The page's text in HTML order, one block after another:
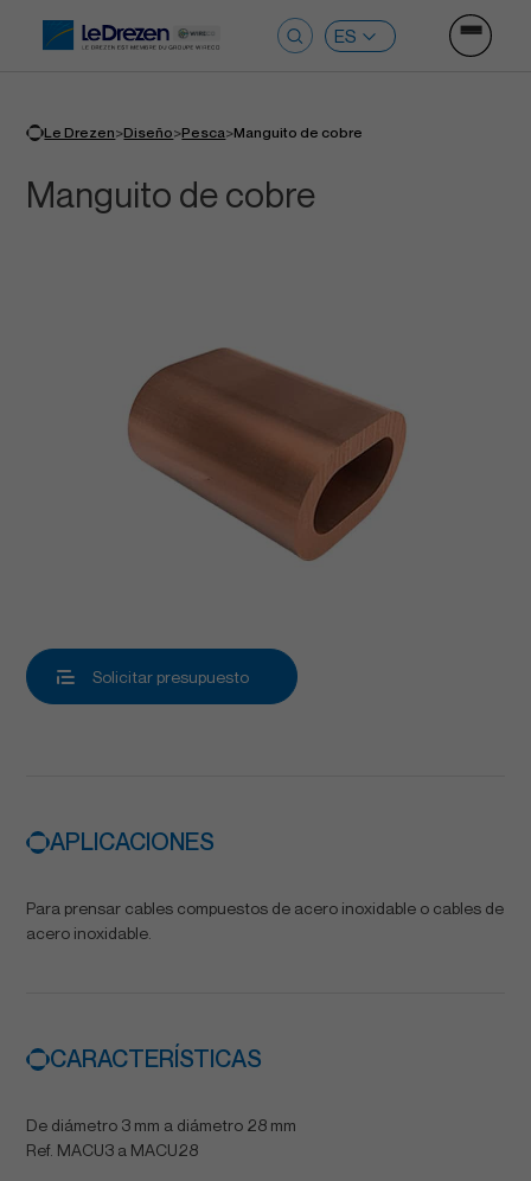
Ouvrir
Buscar:
Le Drezen>Diseño>Pesca>Manguito de cobre
Manguito de cobre
Solicitar presupuesto
APLICACIONES
Para prensar cables compuestos de acero inoxidable o cables de
acero inoxidable.
CARACTERÍSTICAS
De diámetro 3 mm a diámetro 28 mm
Ref. MACU3 a MACU28